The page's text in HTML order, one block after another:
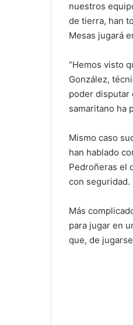
nuestros
de tierra, han
Mesas jugará
“Hemos visto
González,
poder disputar
samaritano ha
Mismo caso
han hablado
Pedroñeras el
con seguridad.
Más
para jugar en
que, de